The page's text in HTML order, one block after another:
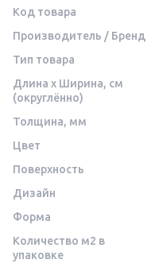
Код товара
Производитель / Бренд
Тип товара
Длина x Ширина, см
(округлённо)
Толщина, мм
Цвет
Поверхность
Дизайн
Форма
Количество м2 в
упаковке